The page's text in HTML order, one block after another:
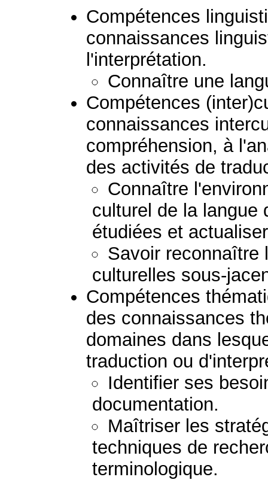
Compétences
connaissances
l'interprétation.
Connaître une
Compétences
connaissances
compréhension, à
des activités de
Connaître
culturel de la langue
étudiées et
Savoir reconnaître
culturelles sous-
Compétences
des connaissances
domaines dans
traduction ou
Identifier ses
documentation.
Maîtriser les
techniques de
terminologique.